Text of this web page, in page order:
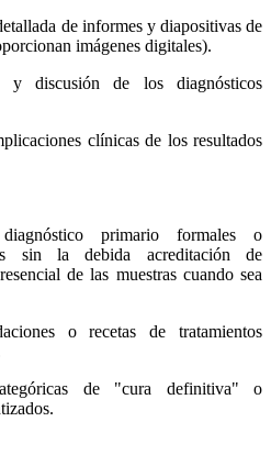
de informes y diapositivas de
imágenes digitales).
y discusión de los diagnósticos
clínicas de los resultados
primario formales o
sin la debida acreditación de
de las muestras cuando sea
o recetas de tratamientos
de "cura definitiva" o